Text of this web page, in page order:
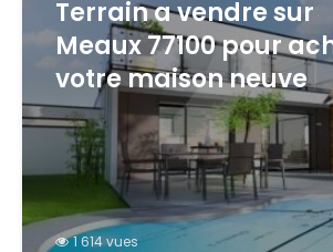
Terrain a vendre sur
Meaux 77100 pour
votre maison neuve
1 614 vues